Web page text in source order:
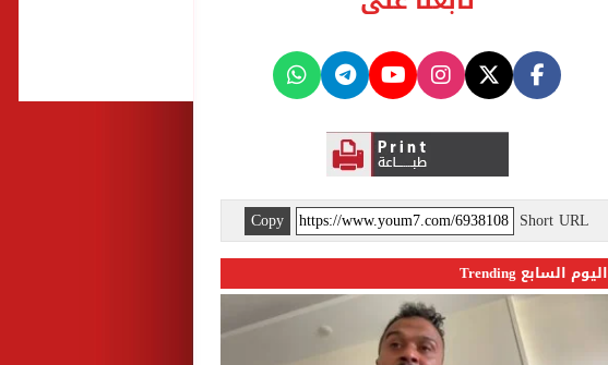
Short URL
Copy
اليوم السابع Trending